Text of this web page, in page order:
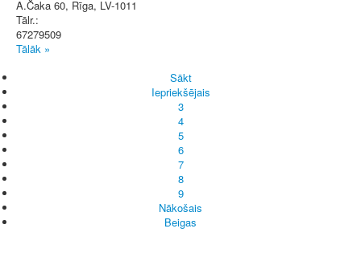
A.Čaka 60, Rīga, LV-1011
Tālr.:
67279509
Tālāk »
Sākt
Iepriekšējais
3
4
5
6
7
8
9
Nākošais
Beigas